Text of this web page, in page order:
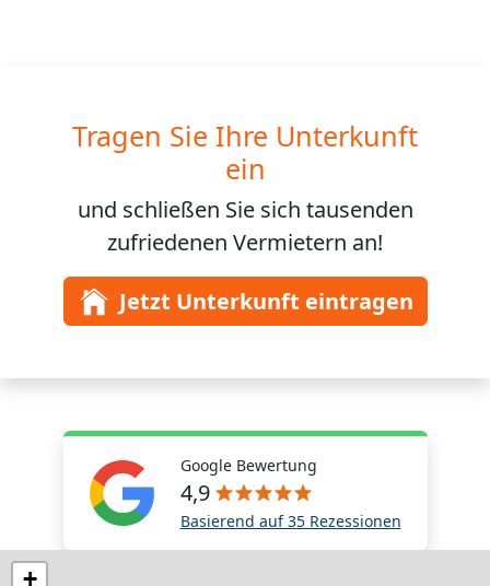
Tragen Sie Ihre Unterkunft
ein
und schließen Sie sich tausenden
zufriedenen Vermietern an!
Jetzt Unterkunft eintragen
Google Bewertung
4,9
Basierend auf 35 Rezessionen
+